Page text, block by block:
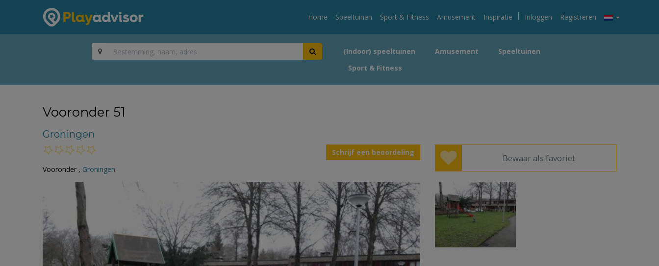
Home Speeltuinen Sport & Fitness Amusement Inspiratie | Inloggen Registreren
(Indoor) speeltuinen Amusement
Speeltuinen
Sport & Fitness
Vooronder 51
Groningen
Schrijf een beoordeling
Vooronder , Groningen
Bewaar als favoriet